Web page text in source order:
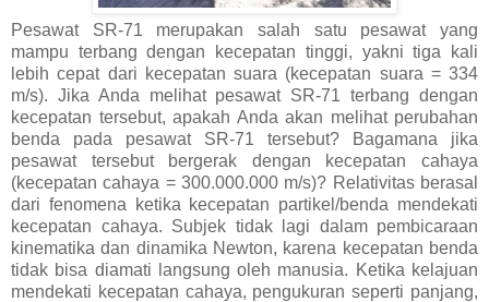
Pesawat SR-71 merupakan salah satu pesawat yang
mampu terbang dengan kecepatan tinggi, yakni tiga kali
lebih cepat dari kecepatan suara (kecepatan suara = 334
m/s). Jika Anda melihat pesawat SR-71 terbang dengan
kecepatan tersebut, apakah Anda akan melihat perubahan
benda pada pesawat SR-71 tersebut? Bagamana jika
pesawat tersebut bergerak dengan kecepatan cahaya
(kecepatan cahaya = 300.000.000 m/s)? Relativitas berasal
dari fenomena ketika kecepatan partikel/benda mendekati
kecepatan cahaya. Subjek tidak lagi dalam pembicaraan
kinematika dan dinamika Newton, karena kecepatan benda
tidak bisa diamati langsung oleh manusia. Ketika kelajuan
mendekati kecepatan cahaya, pengukuran seperti panjang,